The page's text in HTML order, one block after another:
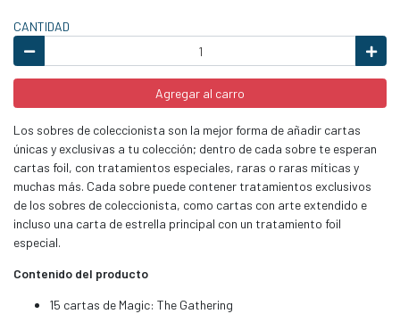
CANTIDAD
Agregar al carro
Los sobres de coleccionista son la mejor forma de añadir cartas
únicas y exclusivas a tu colección; dentro de cada sobre te esperan
cartas foil, con tratamientos especiales, raras o raras míticas y
muchas más. Cada sobre puede contener tratamientos exclusivos
de los sobres de coleccionista, como cartas con arte extendido e
incluso una carta de estrella principal con un tratamiento foil
especial.
Contenido del producto
15 cartas de Magic: The Gathering